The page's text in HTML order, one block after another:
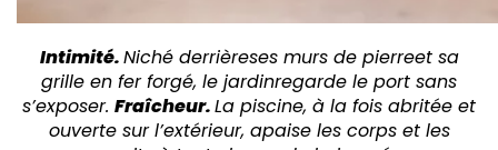
Intimité.Niché derrièreses murs de pierreet sa
grille en fer forgé, le jardinregarde le port sans
s’exposer. Fraîcheur.La piscine, à la fois abritée et
ouverte sur l’extérieur, apaise les corps et les